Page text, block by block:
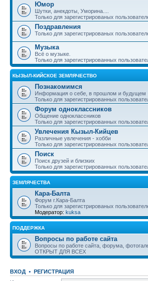
Юмор
Шутки, анекдоты, Уморина....
Только для зарегистрированых
Поздравления
Только для зарегистрированых
Музыка
Всё о музыке.
Только для зарегистрированных
КЫЗЫЛ-КИЙСКОЕ ЗЕМЛЯЧЕСТВО
Познакомимся
Информация о себе, в прошлом и будущем
Только для зарегистрированных
Форум одноклассников
Общение одноклассников
Только для зарегистрированных
Увлечения Кызыл-Кийцев
Различные увлечения - хобби
Только для зарегистрированных
Поиск
Поиск друзей и близких
Только для зарегистрированных
ЗЕМЛЯЧЕСТВА
Кара-Балта
Форум г.Кара-Балта
Только для зарегистрированых
Модератор: kuksa
ПОДДЕРЖКА
Вопросы по работе сайта
Вопросы по работе сайта, форума,
ОТКРЫТ ДЛЯ ВСЕХ
ВХОД • РЕГИСТРАЦИЯ